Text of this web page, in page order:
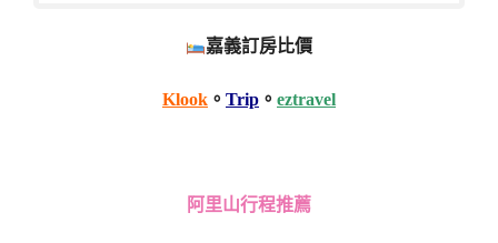
嘉義訂房比價
Klook 。 Trip 。 eztravel
阿里山行程推薦